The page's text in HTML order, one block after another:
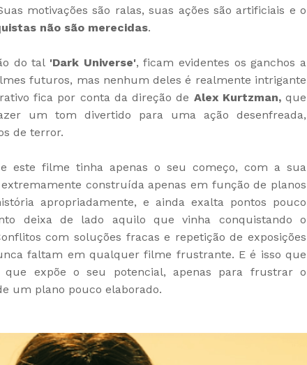
motivações são ralas, suas ações são artificiais e o
não são merecidas.
do tal 'Dark Universe', ficam evidentes os ganchos a
futuros, mas nenhum deles é realmente intrigante
fica por conta da direção de Alex Kurtzman,que
um tom divertido para uma ação desenfreada,
de terror.
este filme tinha apenas o seu começo, com a sua
construída apenas em função de planos
apropriadamente, e ainda exalta pontos pouco
deixa de lado aquilo que vinha conquistando o
com soluções fracas e repetição de exposições
faltam em qualquer filme frustrante. E é isso que
expõe o seu potencial, apenas para frustrar o
um plano pouco elaborado.